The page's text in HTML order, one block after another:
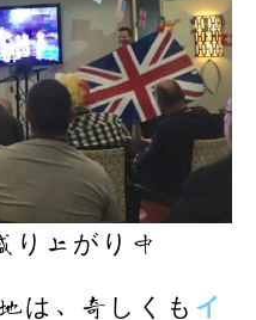
り上がり中
は、奇しくも イ